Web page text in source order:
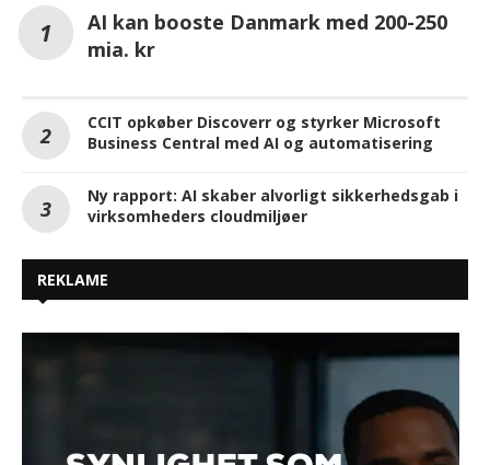
AI kan booste Danmark med 200-250
mia. kr
CCIT opkøber Discoverr og styrker Microsoft
Business Central med AI og automatisering
Ny rapport: AI skaber alvorligt sikkerhedsgab i
virksomheders cloudmiljøer
REKLAME